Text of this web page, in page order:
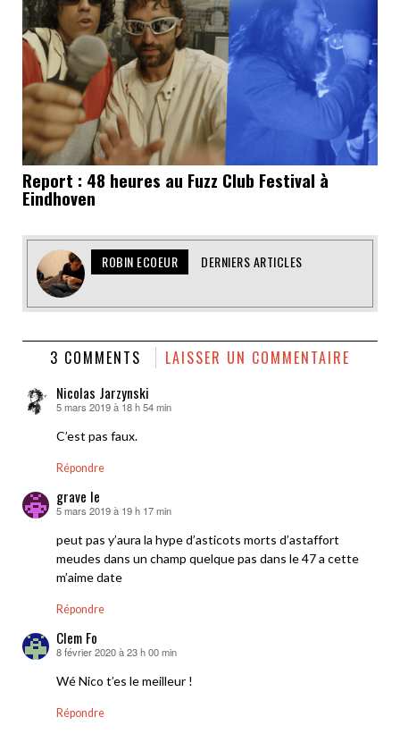
Report : 48 heures au Fuzz Club Festival à
Eindhoven
ROBIN ECOEUR DERNIERS ARTICLES
3 COMMENTS LAISSER UN COMMENTAIRE
Nicolas Jarzynski
dit :
5 mars 2019 à 18 h 54 min
C’est pas faux.
Répondre
grave le
dit :
5 mars 2019 à 19 h 17 min
peut pas y’aura la hype d’asticots morts d’astaffort
meudes dans un champ quelque pas dans le 47 a cette
m’aime date
Répondre
Clem Fo
dit :
8 février 2020 à 23 h 00 min
Wé Nico t’es le meilleur !
Répondre